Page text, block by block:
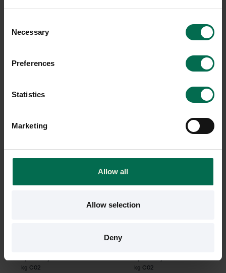
Selection
Necessary
Preferences
Statistics
Marketing
Allow all
Allow selection
Deny
Begagnad
Sparar miljön ca 2840
kg C02
David Design
Begagnad
10250 kr
Sparar miljön ca 428
kg C02